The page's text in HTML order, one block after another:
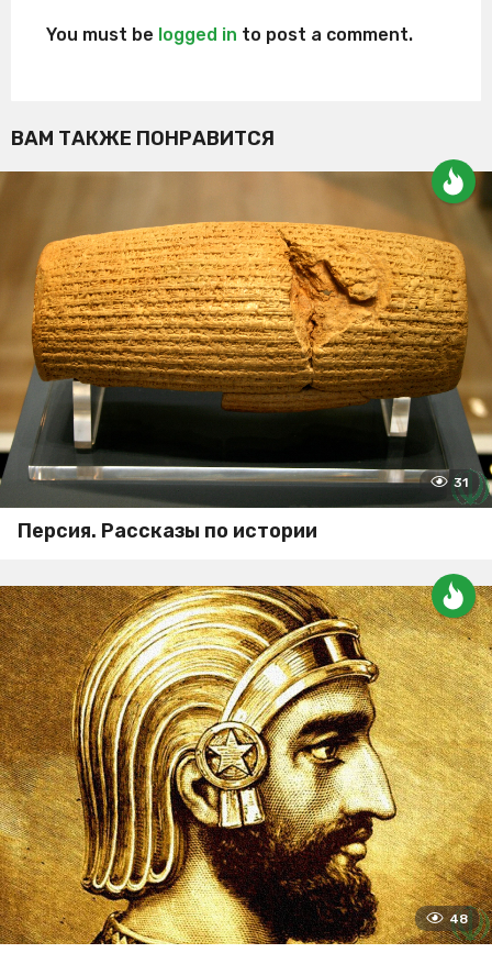
You must be logged in to post a comment.
ВАМ ТАКЖЕ ПОНРАВИТСЯ
31
Персия. Рассказы по истории
48